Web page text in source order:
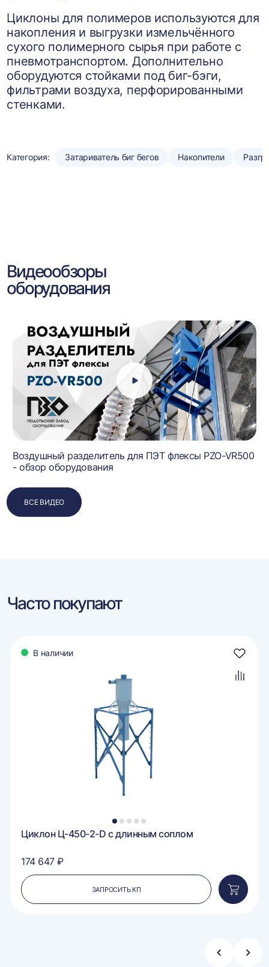
Циклоны для полимеров используются для
накопления и выгрузки измельчённого
сухого полимерного сырья при работе с
пневмотранспортом. Дополнительно
оборудуются стойками под биг-бэги,
фильтрами воздуха, перфорированными
стенками.
Категория: Затариватель биг бегов Накопители
Видеообзоры
оборудования
Воздушный разделитель для ПЭТ флексы PZO-VR500
- обзор оборудования
ВСЕ ВИДЕО
Часто покупают
В наличии
1 2 3 4 5
Циклон Ц-450-2-D с длинным соплом
174 647 ₽
ЗАПРОСИТЬ КП
в
Стрелка